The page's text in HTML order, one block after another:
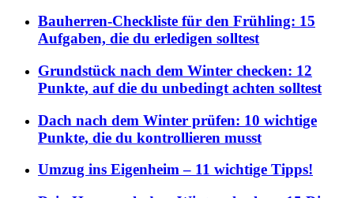
Bauherren-Checkliste für den Frühling: 15
Aufgaben, die du erledigen solltest
Grundstück nach dem Winter checken: 12
Punkte, auf die du unbedingt achten solltest
Dach nach dem Winter prüfen: 10 wichtige
Punkte, die du kontrollieren musst
Umzug ins Eigenheim – 11 wichtige Tipps!